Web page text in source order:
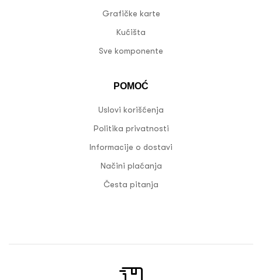
Grafičke karte
Kućišta
Sve komponente
POMOĆ
Uslovi korišćenja
Politika privatnosti
Informacije o dostavi
Načini plaćanja
Česta pitanja